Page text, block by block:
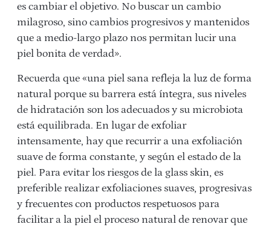
es cambiar el objetivo. No buscar un cambio
milagroso, sino cambios progresivos y mantenidos
que a medio-largo plazo nos permitan lucir una
piel bonita de verdad».
Recuerda que «una piel sana refleja la luz de forma
natural porque su barrera está íntegra, sus niveles
de hidratación son los adecuados y su microbiota
está equilibrada. En lugar de exfoliar
intensamente, hay que recurrir a una exfoliación
suave de forma constante, y según el estado de la
piel. Para evitar los riesgos de la glass skin, es
preferible realizar exfoliaciones suaves, progresivas
y frecuentes con productos respetuosos para
facilitar a la piel el proceso natural de renovar que